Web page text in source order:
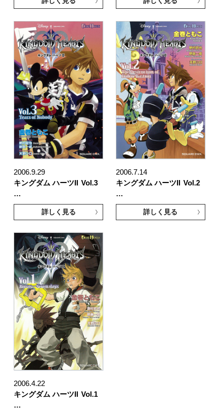
2006.9.29
キングダム ハーツII
Vol.3
…
詳しく見る
2006.7.14
キングダム ハーツII
Vol.2
…
詳しく見る
2006.4.22
キングダム ハーツII
Vol.1
…